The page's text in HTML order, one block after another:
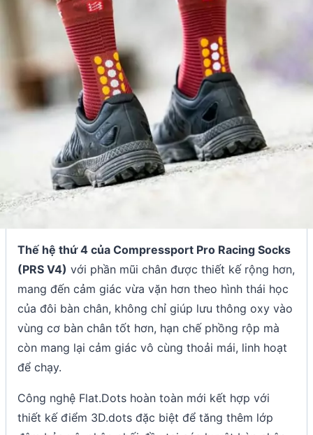
Thế hệ thứ 4 của Compressport Pro Racing Socks
(PRS V4) với phần mũi chân được thiết kế rộng hơn,
mang đến cảm giác vừa vặn hơn theo hình thái học
của đôi bàn chân, không chỉ giúp lưu thông oxy vào
vùng cơ bàn chân tốt hơn, hạn chế phồng rộp mà
còn mang lại cảm giác vô cùng thoải mái, linh hoạt
để chạy.
Công nghệ Flat.Dots hoàn toàn mới kết hợp với
thiết kế điểm 3D.dots đặc biệt để tăng thêm lớp